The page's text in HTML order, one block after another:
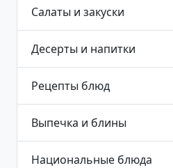
Салаты и закуски
Десерты и напитки
Рецепты блюд
Выпечка и блины
Национальные блюда